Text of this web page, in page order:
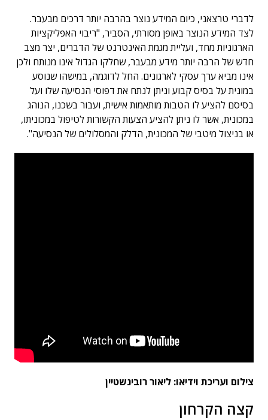
לדברי טרצאני, כיום המידע נוצר בהרבה יותר דרכים מבעבר.
לצד המידע הנוצר באופן מסורתי, הסביר, "ריבוי האפליקציות
הארגוניות מחד, ועליית מגמת האינטרנט של הדברים, יצר מצב
חדש של הרבה יותר מידע מבעבר, שחלקו הגדול אינו מנותח ולכן
אינו מביא ערך עסקי לארגונים. החל לדוגמה, במישהו שנוסע
במונית על בסיס קבוע וניתן לנתח את דפוסי הנסיעה שלו ועל
בסיסם להציע לו הטבות מותאמות אישית, ועבור בשכנו, הנוהג
במכונית, אשר לו ניתן להציע הצעות הקשורות לטיפול במכוניתו,
או בניצול מיטבי של המכונית, הדלק והמסלולים של הנסיעה".
צילום ועריכת וידיאו: ליאור רובינשטיין
קצה הקרחון